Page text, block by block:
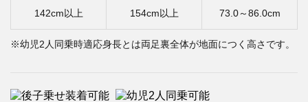
142cm以上 154cm以上 73.0～86.0cm
※幼児2人同乗時適応身長とは両足裏全体が地面につく高さです。